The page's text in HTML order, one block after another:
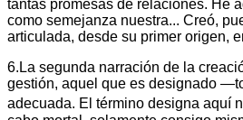
tantas promesas de relaciones. He
como semejanza nuestra... Creó,
articulada, desde su primer origen,
6.La segunda narración de la
gestión, aquel que es designado
adecuada. El término designa aquí